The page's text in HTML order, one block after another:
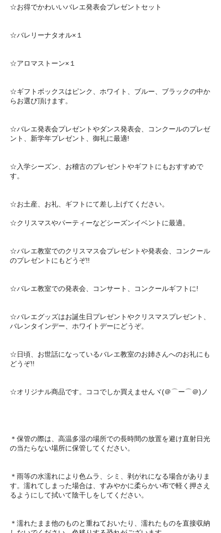
☆お得でかわいいバレエ発表会プレゼントセット
☆バレリーナタオル×１
☆アロマストーン×１
☆ギフトボックスはピンク、ホワイト、ブルー、ブラックの中か
らお選び頂けます。
☆バレエ発表会プレゼントやダンス発表会、コンクールのプレゼ
ント、新学年プレゼント、御礼に最適!
☆入学シーズン、お稽古のプレゼントやギフトにもおすすめで
す。
☆お土産、お礼、ギフトにて差し上げてください。
☆クリスマスやパーティーなどシーズンイベントに最適。
☆バレエ教室でのクリスマス会プレゼントや発表会、コンクール
のプレゼントにもどうぞ!!
☆バレエ教室での発表会、コンサート、コンクールギフトに!
☆バレエグッズはお誕生日プレゼントやクリスマスプレゼント、
バレンタインデー、ホワイトデーにどうぞ。
☆日頃、お世話になっているバレエ教室のお姉さんへのお礼にも
どうぞ!!
☆オリジナル商品です。ココでしか買えませんヾ(＠⌒ー⌒＠)ノ
＊保管の際は、高温多湿の場所での長時間の放置を避け直射日光
の当たらない場所に保管してください。
＊雨等の水濡れにより色ムラ、シミ、剥がれになる場合がありま
す。濡れてしまった場合は、すみやかに柔らかい布で軽く押さえ
るようにして拭いて陰干しをしてください。
＊濡れたまま他のものと重ねておいたり、濡れたものを直接収納